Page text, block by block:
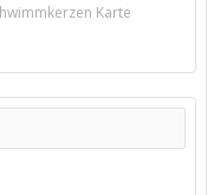
Karte